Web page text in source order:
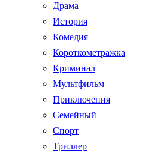
Драма
История
Комедия
Короткометражка
Криминал
Мультфильм
Приключения
Семейный
Спорт
Триллер